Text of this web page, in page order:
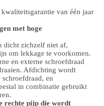
van één jaar
met hoge
dicht zichzelf niet af,
om lekkage te voorkomen.
en externe schroefdraad
Afdichting wordt
en
in combinatie gebruikt
rechte pijp die wordt